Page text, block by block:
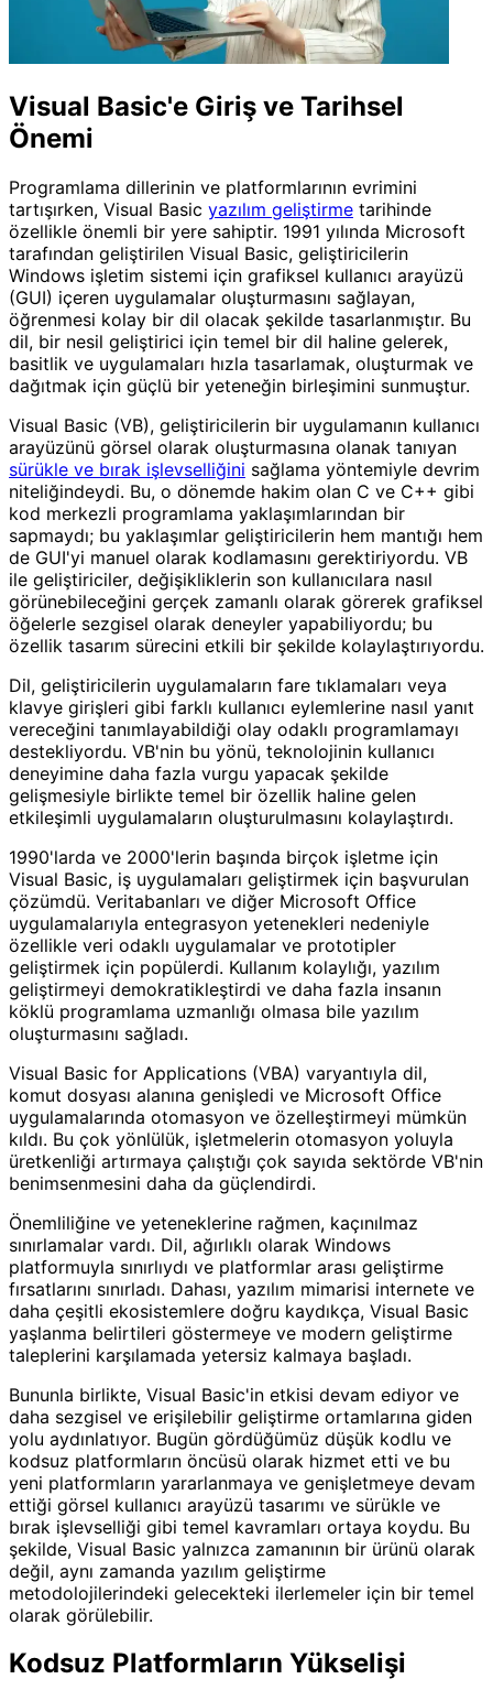
Visual Basic'e Giriş ve Tarihsel
Önemi
Programlama dillerinin ve platformlarının evrimini
tartışırken, Visual Basic yazılım geliştirme tarihinde
özellikle önemli bir yere sahiptir. 1991 yılında Microsoft
tarafından geliştirilen Visual Basic, geliştiricilerin
Windows işletim sistemi için grafiksel kullanıcı arayüzü
(GUI) içeren uygulamalar oluşturmasını sağlayan,
öğrenmesi kolay bir dil olacak şekilde tasarlanmıştır. Bu
dil, bir nesil geliştirici için temel bir dil haline gelerek,
basitlik ve uygulamaları hızla tasarlamak, oluşturmak ve
dağıtmak için güçlü bir yeteneğin birleşimini sunmuştur.
Visual Basic (VB), geliştiricilerin bir uygulamanın kullanıcı
arayüzünü görsel olarak oluşturmasına olanak tanıyan
sürükle ve bırak işlevselliğini sağlama yöntemiyle devrim
niteliğindeydi. Bu, o dönemde hakim olan C ve C++ gibi
kod merkezli programlama yaklaşımlarından bir
sapmaydı; bu yaklaşımlar geliştiricilerin hem mantığı hem
de GUI'yi manuel olarak kodlamasını gerektiriyordu. VB
ile geliştiriciler, değişikliklerin son kullanıcılara nasıl
görünebileceğini gerçek zamanlı olarak görerek grafiksel
öğelerle sezgisel olarak deneyler yapabiliyordu; bu
özellik tasarım sürecini etkili bir şekilde kolaylaştırıyordu.
Dil, geliştiricilerin uygulamaların fare tıklamaları veya
klavye girişleri gibi farklı kullanıcı eylemlerine nasıl yanıt
vereceğini tanımlayabildiği olay odaklı programlamayı
destekliyordu. VB'nin bu yönü, teknolojinin kullanıcı
deneyimine daha fazla vurgu yapacak şekilde
gelişmesiyle birlikte temel bir özellik haline gelen
etkileşimli uygulamaların oluşturulmasını kolaylaştırdı.
1990'larda ve 2000'lerin başında birçok işletme için
Visual Basic, iş uygulamaları geliştirmek için başvurulan
çözümdü. Veritabanları ve diğer Microsoft Office
uygulamalarıyla entegrasyon yetenekleri nedeniyle
özellikle veri odaklı uygulamalar ve prototipler
geliştirmek için popülerdi. Kullanım kolaylığı, yazılım
geliştirmeyi demokratikleştirdi ve daha fazla insanın
köklü programlama uzmanlığı olmasa bile yazılım
oluşturmasını sağladı.
Visual Basic for Applications (VBA) varyantıyla dil,
komut dosyası alanına genişledi ve Microsoft Office
uygulamalarında otomasyon ve özelleştirmeyi mümkün
kıldı. Bu çok yönlülük, işletmelerin otomasyon yoluyla
üretkenliği artırmaya çalıştığı çok sayıda sektörde VB'nin
benimsenmesini daha da güçlendirdi.
Önemliliğine ve yeteneklerine rağmen, kaçınılmaz
sınırlamalar vardı. Dil, ağırlıklı olarak Windows
platformuyla sınırlıydı ve platformlar arası geliştirme
fırsatlarını sınırladı. Dahası, yazılım mimarisi internete ve
daha çeşitli ekosistemlere doğru kaydıkça, Visual Basic
yaşlanma belirtileri göstermeye ve modern geliştirme
taleplerini karşılamada yetersiz kalmaya başladı.
Bununla birlikte, Visual Basic'in etkisi devam ediyor ve
daha sezgisel ve erişilebilir geliştirme ortamlarına giden
yolu aydınlatıyor. Bugün gördüğümüz düşük kodlu ve
kodsuz platformların öncüsü olarak hizmet etti ve bu
yeni platformların yararlanmaya ve genişletmeye devam
ettiği görsel kullanıcı arayüzü tasarımı ve sürükle ve
bırak işlevselliği gibi temel kavramları ortaya koydu. Bu
şekilde, Visual Basic yalnızca zamanının bir ürünü olarak
değil, aynı zamanda yazılım geliştirme
metodolojilerindeki gelecekteki ilerlemeler için bir temel
olarak görülebilir.
Kodsuz Platformların Yükselişi